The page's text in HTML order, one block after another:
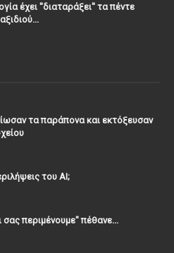
έχει ''διαταράξει'' τα πέντε
τα παράπονα και εκτόξευσαν
του ΑΙ;
σας περιμένουμε" πέθανε...